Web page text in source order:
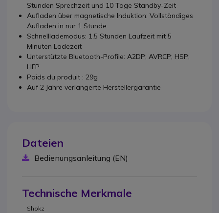
Stunden Sprechzeit und 10 Tage Standby-Zeit
Aufladen über magnetische Induktion: Vollständiges
Aufladen in nur 1 Stunde
Schnelllademodus: 1,5 Stunden Laufzeit mit 5
Minuten Ladezeit
Unterstützte Bluetooth-Profile: A2DP; AVRCP; HSP;
HFP
Poids du produit : 29g
Auf 2 Jahre verlängerte Herstellergarantie
Dateien
Bedienungsanleitung (EN)
Technische Merkmale
Shokz